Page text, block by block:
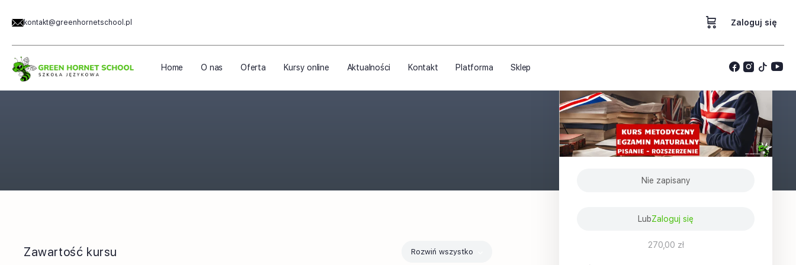
kontakt@greenhornetschool.pl Zaloguj się
Home O nas Oferta Kursy online Aktualności Kontakt Platforma Sklep
Zawartość kursu Rozwiń wszystko
Nie zapisany
LubZaloguj się
270,00 zł